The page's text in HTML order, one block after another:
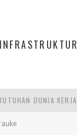
INFRASTRUKTUR
BAGASI
DI KAWASAN